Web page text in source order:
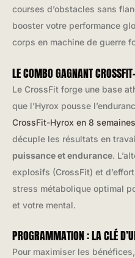
courses d’obstacles sans
booster votre performance
corps en machine de guerre
LE COMBO GAGNANT
Le CrossFit forge une base
que l’Hyrox pousse
CrossFit-Hyrox en 8 semaines
décuple les résultats en
puissance et endurance.
explosifs (CrossFit) et
stress métabolique optimal
et votre mental.
PROGRAMMATION : LA CLÉ
Pour maximiser les